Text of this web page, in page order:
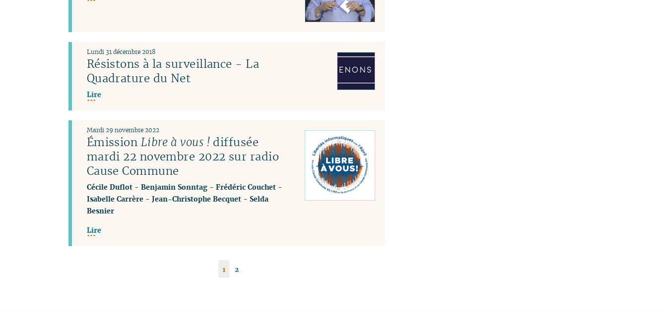
Résistons à la surveillance - La
Quadrature du Net
Lundi 31 décembre 2018
Lire
Émission Libre à vous !diffusée
mardi 22 novembre 2022 sur radio
Cause Commune
Mardi 29 novembre 2022
Cécile Duflot- Benjamin Sonntag- Frédéric Couchet-
Isabelle Carrère- Jean-Christophe Becquet- Selda
Besnier
Lire
1 2